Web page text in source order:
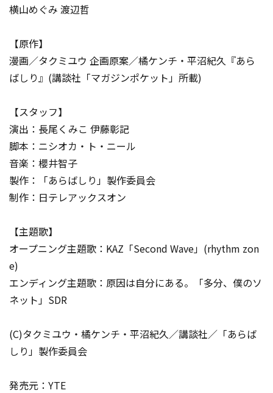
横山めぐみ 渡辺哲
【原作】
漫画／タクミユウ 企画原案／橘ケンチ・平沼紀久『あら
ばしり』(講談社「マガジンポケット」所載)
【スタッフ】
演出：長尾くみこ 伊藤彰記
脚本：ニシオカ・ト・ニール
音楽：櫻井智子
製作：「あらばしり」製作委員会
制作：日テレアックスオン
【主題歌】
オープニング主題歌：KAZ「Second Wave」(rhythm zon
e)
エンディング主題歌：原因は自分にある。「多分、僕のソ
ネット」SDR
(C)タクミユウ・橘ケンチ・平沼紀久／講談社／「あらば
しり」製作委員会
発売元：YTE